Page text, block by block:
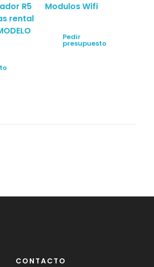
R5
rental
Modulos Wifi
Pedir
presupuesto
CONTACTO